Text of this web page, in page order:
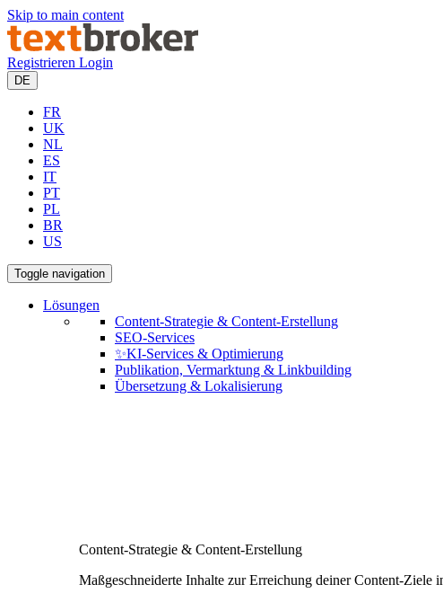
Skip to main content
Registrieren Login
DE
FR
UK
NL
ES
IT
PT
PL
BR
US
Toggle navigation
Lösungen
Content-Strategie & Content-Erstellung
SEO-Services
✨KI-Services & Optimierung
Publikation, Vermarktung & Linkbuilding
Übersetzung & Lokalisierung
Content-Strategie & Content-Erstellung
Maßgeschneiderte Inhalte zur Erreichung deiner Content-Ziele